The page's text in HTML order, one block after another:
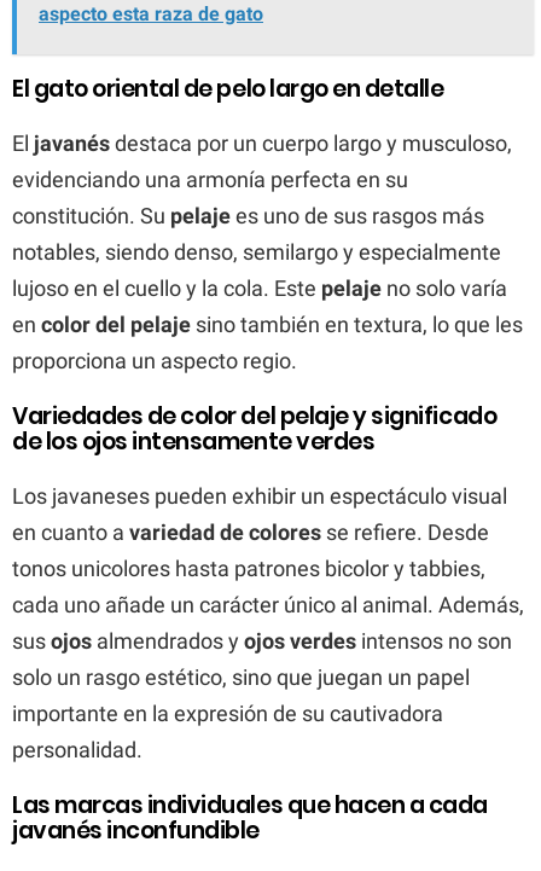
aspecto esta raza de gato
El gato oriental de pelo largo en detalle
El javanésdestaca por un cuerpo largo y musculoso,
evidenciando una armonía perfecta en su
constitución. Su pelajees uno de sus rasgos más
notables, siendo denso, semilargo y especialmente
lujoso en el cuello y la cola. Este pelaje no solo varía
en color del pelaje sino también en textura, lo que les
proporciona un aspecto regio.
Variedades de color del pelaje y significado
de los ojos intensamente verdes
Los javaneses pueden exhibir un espectáculo visual
en cuanto a variedad de colores se refiere. Desde
tonos unicolores hasta patrones bicolor y tabbies,
cada uno añade un carácter único al animal. Además,
susojos almendrados y ojos verdes intensos no son
solo un rasgo estético, sino que juegan un papel
importante en la expresión de su cautivadora
personalidad.
Las marcas individuales que hacen a cada
javanés inconfundible